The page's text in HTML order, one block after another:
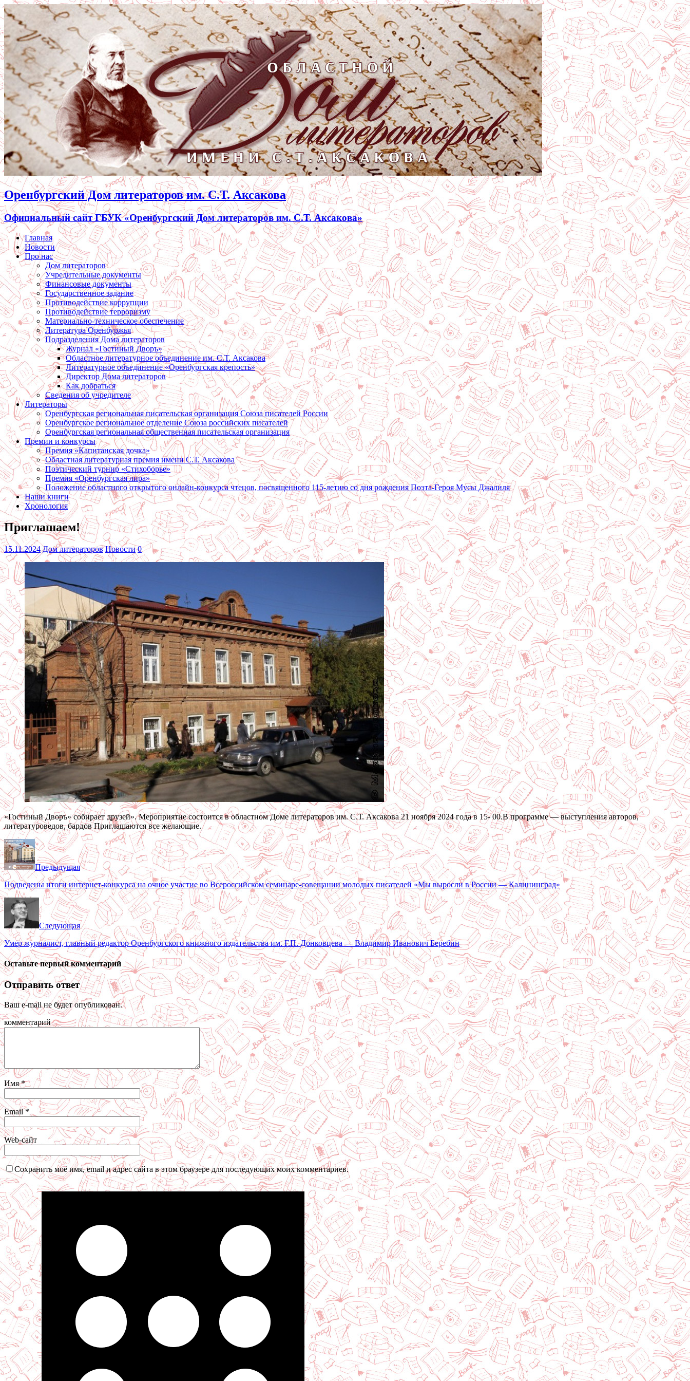
Оренбургский Дом литераторов им. С.Т. Аксакова
Официальный сайт ГБУК «Оренбургский Дом литераторов им. С.Т. Аксакова»
Главная
Новости
Про нас
Дом литераторов
Учредительные документы
Финансовые документы
Государственное задание
Противодействие коррупции
Противодействие терроризму
Материально-техническое обеспечение
Литература Оренбуржья
Подразделения Дома литераторов
Журнал «Гостиный Дворъ»
Областное литературное объединение им. С.Т. Аксакова
Литературное объединение «Оренбургская крепость»
Директор Дома литераторов
Как добраться
Сведения об учредителе
Литераторы
Оренбургская региональная писательская организация Союза писателей России
Оренбургское региональное отделение Союза российских писателей
Оренбургская региональная общественная писательская организация
Премии и конкурсы
Премия «Капитанская дочка»
Областная литературная премия имени С.Т. Аксакова
Поэтический турнир «Стихоборье»
Премия «Оренбургская лира»
Положение областного открытого онлайн-конкурса чтецов, посвященного 115-летию со дня рождения Поэта-Героя Мусы Джалиля
Наши книги
Хронология
Приглашаем!
15.11.2024 Дом литераторов Новости 0
«Гостиный Дворъ» собирает друзей». Мероприятие состоится в областном Доме литераторов им. С.Т. Аксакова 21 ноября 2024 года в 15- 00.В программе — выступления авторов,
литературоведов, бардов Приглашаются все желающие.
Предыдущая
Подведены итоги интернет-конкурса на очное участие во Всероссийском семинаре-совещании молодых писателей «Мы выросли в России — Калининград»
Следующая
Умер журналист, главный редактор Оренбургского книжного издательства им. Г.П. Донковцева — Владимир Иванович Беребин
Оставьте первый комментарий
Отправить ответ
Ваш e-mail не будет опубликован.
комментарий
Имя*
Email*
Web-сайт
Сохранить моё имя, email и адрес сайта в этом браузере для последующих моих комментариев.